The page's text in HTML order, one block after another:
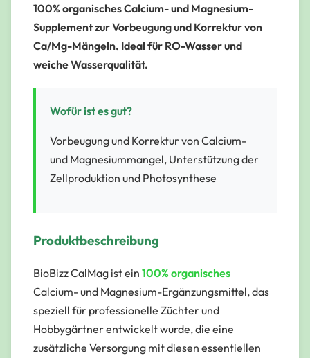
100% organisches Calcium- und Magnesium-
Supplement zur Vorbeugung und Korrektur von
Ca/Mg-Mängeln. Ideal für RO-Wasser und
weiche Wasserqualität.
Wofür ist es gut?
Vorbeugung und Korrektur von Calcium-
und Magnesiummangel, Unterstützung der
Zellproduktion und Photosynthese
Produktbeschreibung
BioBizz CalMag ist ein 100% organisches
Calcium- und Magnesium-Ergänzungsmittel, das
speziell für professionelle Züchter und
Hobbygärtner entwickelt wurde, die eine
zusätzliche Versorgung mit diesen essentiellen